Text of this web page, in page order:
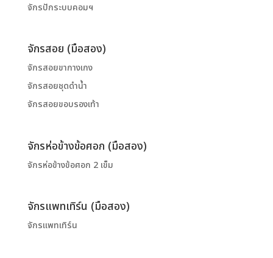
จักรปักระบบคอมฯ
จักรสอย (มือสอง)
จักรสอยขากางเกง
จักรสอยชุดดำน้ำ
จักรสอยขอบรองเท้า
จักรห่อข้างข้อศอก (มือสอง)
จักรห่อข้างข้อศอก 2 เข็ม
จักรแพทเทิร์น (มือสอง)
จักรแพทเทิร์น